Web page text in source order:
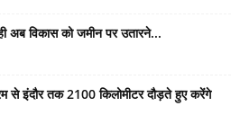
अब विकास को जमीन पर उतारने...
से इंदौर तक 2100 किलोमीटर दौड़ते हुए करेंगे